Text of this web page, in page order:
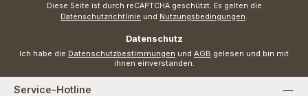
Diese Seite ist durch reCAPTCHA geschützt. Es gelten die
Datenschutzrichtlinie und Nutzungsbedingungen.
Datenschutz
Ich habe die Datenschutzbestimmungen und AGB gelesen und bin mit
ihnen einverstanden.
Service-Hotline